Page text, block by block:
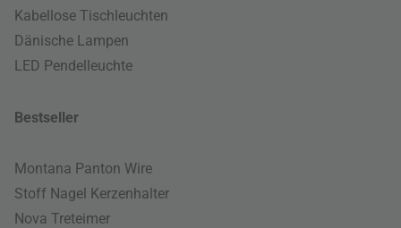
Kabellose Tischleuchten
Dänische Lampen
LED Pendelleuchte
Bestseller
Montana Panton Wire
Stoff Nagel Kerzenhalter
Nova Treteimer